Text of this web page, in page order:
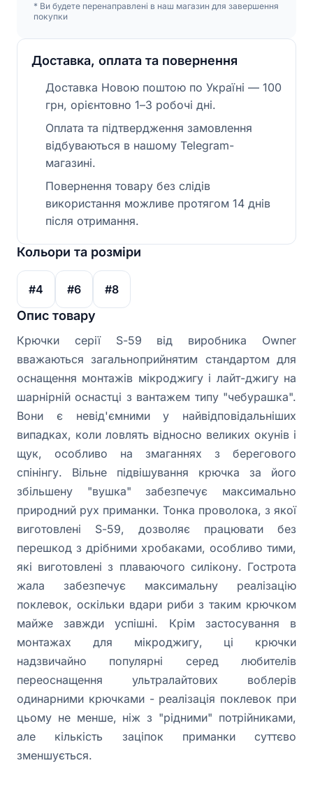
* Ви будете перенаправлені в наш магазин для завершення
покупки
Доставка, оплата та повернення
Доставка Новою поштою по Україні — 100
грн, орієнтовно 1–3 робочі дні.
Оплата та підтвердження замовлення
відбуваються в нашому Telegram-
магазині.
Повернення товару без слідів
використання можливе протягом 14 днів
після отримання.
Кольори та розміри
#4 #6 #8
Опис товару
Крючки серії S-59 від виробника Owner
вважаються загальноприйнятим стандартом для
оснащення монтажів мікроджигу і лайт-джигу на
шарнірній оснастці з вантажем типу "чебурашка".
Вони є невід'ємними у найвідповідальніших
випадках, коли ловлять відносно великих окунів і
щук, особливо на змаганнях з берегового
спінінгу. Вільне підвішування крючка за його
збільшену "вушка" забезпечує максимально
природний рух приманки. Тонка проволока, з якої
виготовлені S-59, дозволяє працювати без
перешкод з дрібними хробаками, особливо тими,
які виготовлені з плаваючого силікону. Гострота
жала забезпечує максимальну реалізацію
поклевок, оскільки вдари риби з таким крючком
майже завжди успішні. Крім застосування в
монтажах для мікроджигу, ці крючки
надзвичайно популярні серед любителів
переоснащення ультралайтових воблерів
одинарними крючками - реалізація поклевок при
цьому не менше, ніж з "рідними" потрійниками,
але кількість заціпок приманки суттєво
зменшується.